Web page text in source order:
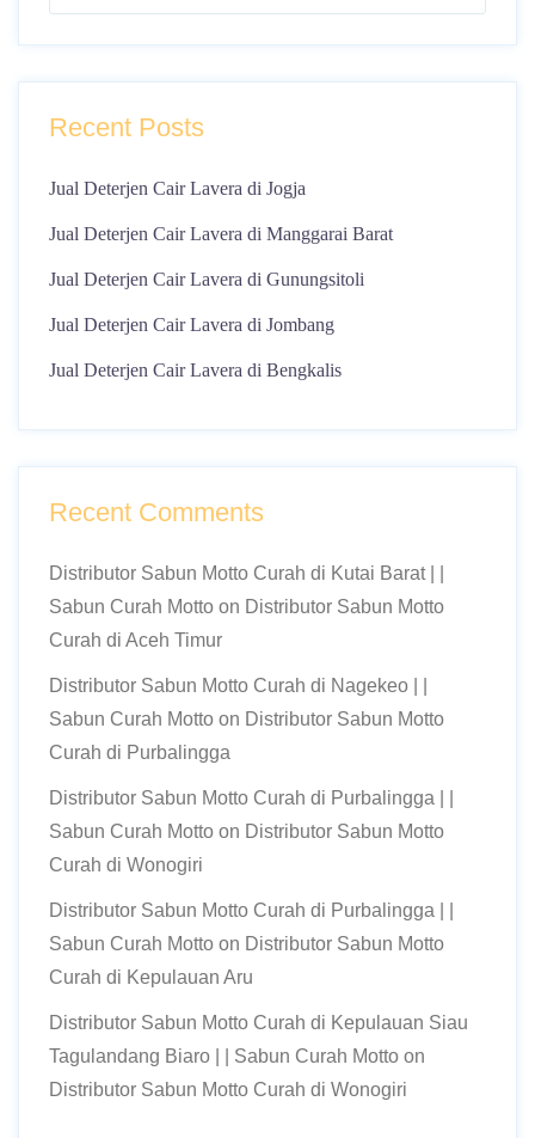
Recent Posts
Jual Deterjen Cair Lavera di Jogja
Jual Deterjen Cair Lavera di Manggarai Barat
Jual Deterjen Cair Lavera di Gunungsitoli
Jual Deterjen Cair Lavera di Jombang
Jual Deterjen Cair Lavera di Bengkalis
Recent Comments
Distributor Sabun Motto Curah di Kutai Barat | |
Sabun Curah Motto on Distributor Sabun Motto
Curah di Aceh Timur
Distributor Sabun Motto Curah di Nagekeo | |
Sabun Curah Motto on Distributor Sabun Motto
Curah di Purbalingga
Distributor Sabun Motto Curah di Purbalingga | |
Sabun Curah Motto on Distributor Sabun Motto
Curah di Wonogiri
Distributor Sabun Motto Curah di Purbalingga | |
Sabun Curah Motto on Distributor Sabun Motto
Curah di Kepulauan Aru
Distributor Sabun Motto Curah di Kepulauan Siau
Tagulandang Biaro | | Sabun Curah Motto on
Distributor Sabun Motto Curah di Wonogiri